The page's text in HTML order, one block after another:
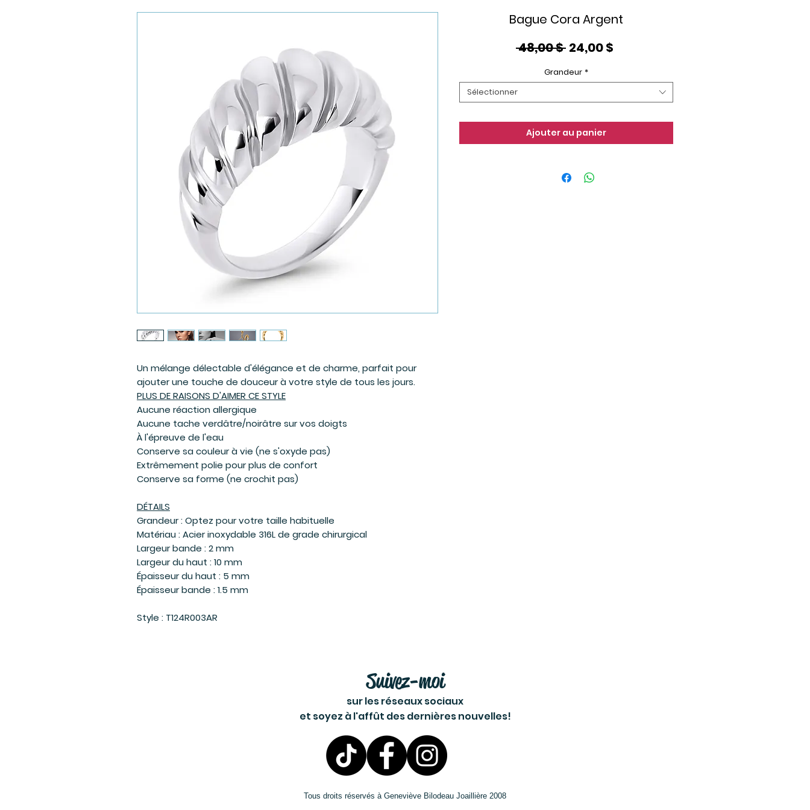
Un mélange délectable d'élégance et de charme, parfait pour
ajouter une touche de douceur à votre style de tous les jours.
PLUS DE RAISONS D'AIMER CE STYLE
Aucune réaction allergique
Aucune tache verdâtre/noirâtre sur vos doigts
À l'épreuve de l'eau
Conserve sa couleur à vie (ne s'oxyde pas)
Extrêmement polie pour plus de confort
Conserve sa forme (ne crochit pas)
DÉTAILS
Grandeur : Optez pour votre taille habituelle
Matériau : Acier inoxydable 316L de grade chirurgical
Largeur bande : 2 mm
Largeur du haut : 10 mm
Épaisseur du haut : 5 mm
Épaisseur bande : 1.5 mm
Style : T124R003AR
Bague Cora Argent
48,00 $ Prix
24,00 $
Grandeur *
Sélectionner
Ajouter au panier
Suivez-moi
sur les réseaux sociaux
et soyez à l'affût des dernières nouvelles!
Tous droits réservés à Geneviève Bilodeau Joaillière 2008